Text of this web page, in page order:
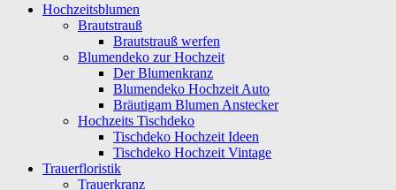
Hochzeitsblumen
Brautstrauß
Brautstrauß werfen
Blumendeko zur Hochzeit
Der Blumenkranz
Blumendeko Hochzeit Auto
Bräutigam Blumen Anstecker
Hochzeits Tischdeko
Tischdeko Hochzeit Ideen
Tischdeko Hochzeit Vintage
Trauerfloristik
Trauerkranz